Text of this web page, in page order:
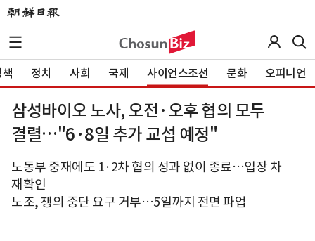
정치 사회 국제 사이언스조선 문화 오피니언
삼성바이오 노사, 오전·오후 협의 모두
결렬…"6·8일 추가 교섭 예정"
노동부 중재에도 1·2차 협의 성과 없이 종료…입장 차
재확인
노조, 쟁의 중단 요구 거부…5일까지 전면 파업